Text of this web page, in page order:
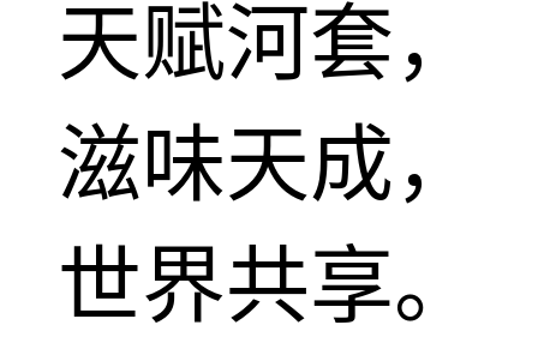
天赋河套，
滋味天成，
世界共享。